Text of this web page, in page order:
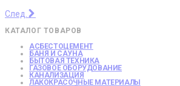
След.
КАТАЛОГ ТОВАРОВ
АСБЕСТОЦЕМЕНТ
БАНЯ И САУНА
БЫТОВАЯ ТЕХНИКА
ГАЗОВОЕ ОБОРУДОВАНИЕ
КАНАЛИЗАЦИЯ
ЛАКОКРАСОЧНЫЕ МАТЕРИАЛЫ